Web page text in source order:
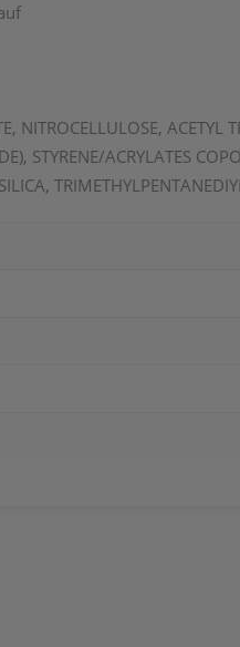
NITROCELLULOSE,
STYRENE/ACRYLATES